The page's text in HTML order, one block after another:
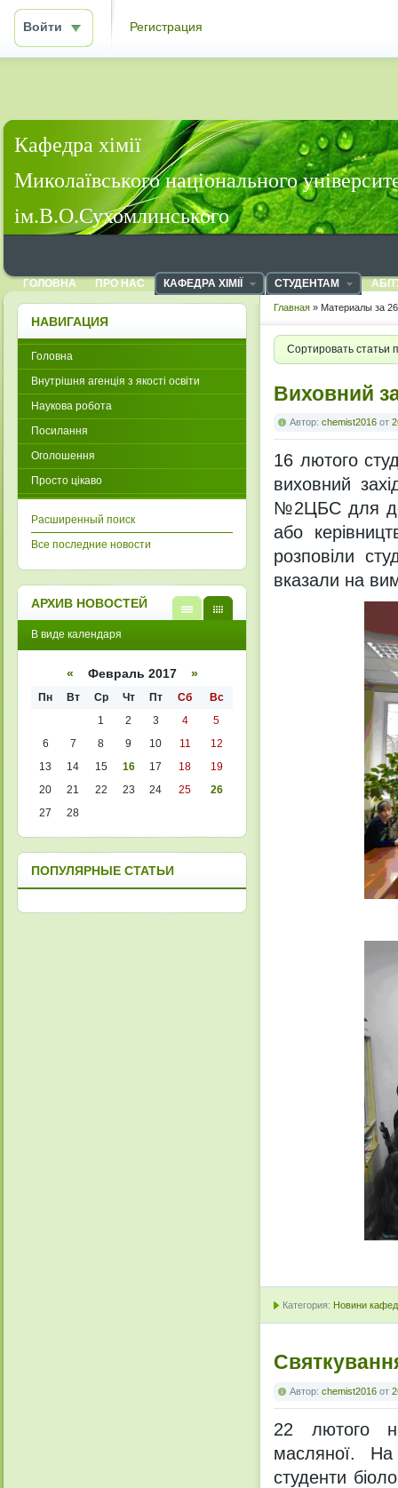
Войти Регистрация
Кафедра хімії
Миколаївського національного
ім.В.О.Сухомлинського
ГОЛОВНА ПРО НАС КАФЕДРА ХІМІЇ СТУДЕНТАМ
Главная » Материалы за
Сортировать статьи
Виховний
Автор: chemist2016 от
16 лютого
виховний
№2ЦБС для
або
розповіли
вказали на
Категория: Новини
Автор: chemist2016 от
22 лютого на
масляної.
студенти
НАВИГАЦИЯ
Головна
Внутрішня агенція з якості освіти
Наукова робота
Посилання
Оголошення
Просто цікаво
Расширенный поиск
Все последние новости
АРХИВ НОВОСТЕЙ
кален
списк
В виде календаря
« Февраль 2017 »
Пн Вт Ср Чт Пт Сб
Вс
1
2 3 4
5
6
7 8 9 10 11
12
13
14 15 16 17 18
19
20
21 22 23 24 25
26
27
28
ПОПУЛЯРНЫЕ СТАТЬИ